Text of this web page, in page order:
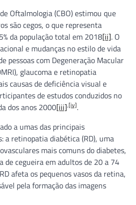
Oftalmologia (CBO) estimou que
são cegos, o que representa
da população total em 2018[ii]. O
e mudanças no estilo de vida
pessoas com Degeneração Macular
glaucoma e retinopatia
causas de deficiência visual e
de estudos conduzidos no
dos anos 2000[iii],[iv].
a umas das principais
a retinopatia diabética (RD), uma
mais comuns do diabetes,
de cegueira em adultos de 20 a 74
afeta os pequenos vasos da retina,
pela formação das imagens